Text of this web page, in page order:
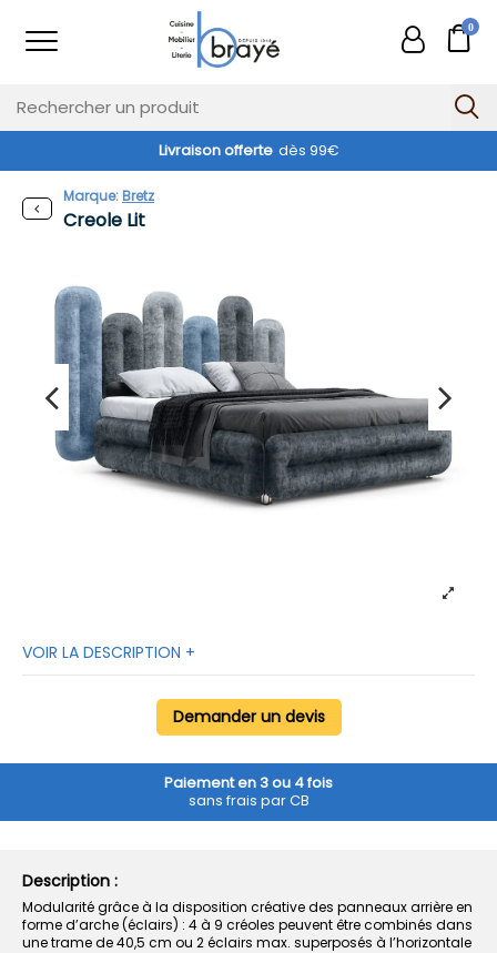
0
Livraison offerte dès 99€
Creole Lit
Marque:Bretz
VOIR LA DESCRIPTION +
Demander un devis
Paiement en 3 ou 4 fois
sans frais par CB
Description :
Modularité grâce à la disposition créative des panneaux arrière en
forme d’arche (éclairs) : 4 à 9 créoles peuvent être combinés dans
une trame de 40,5 cm ou 2 éclairs max. superposés à l’horizontale